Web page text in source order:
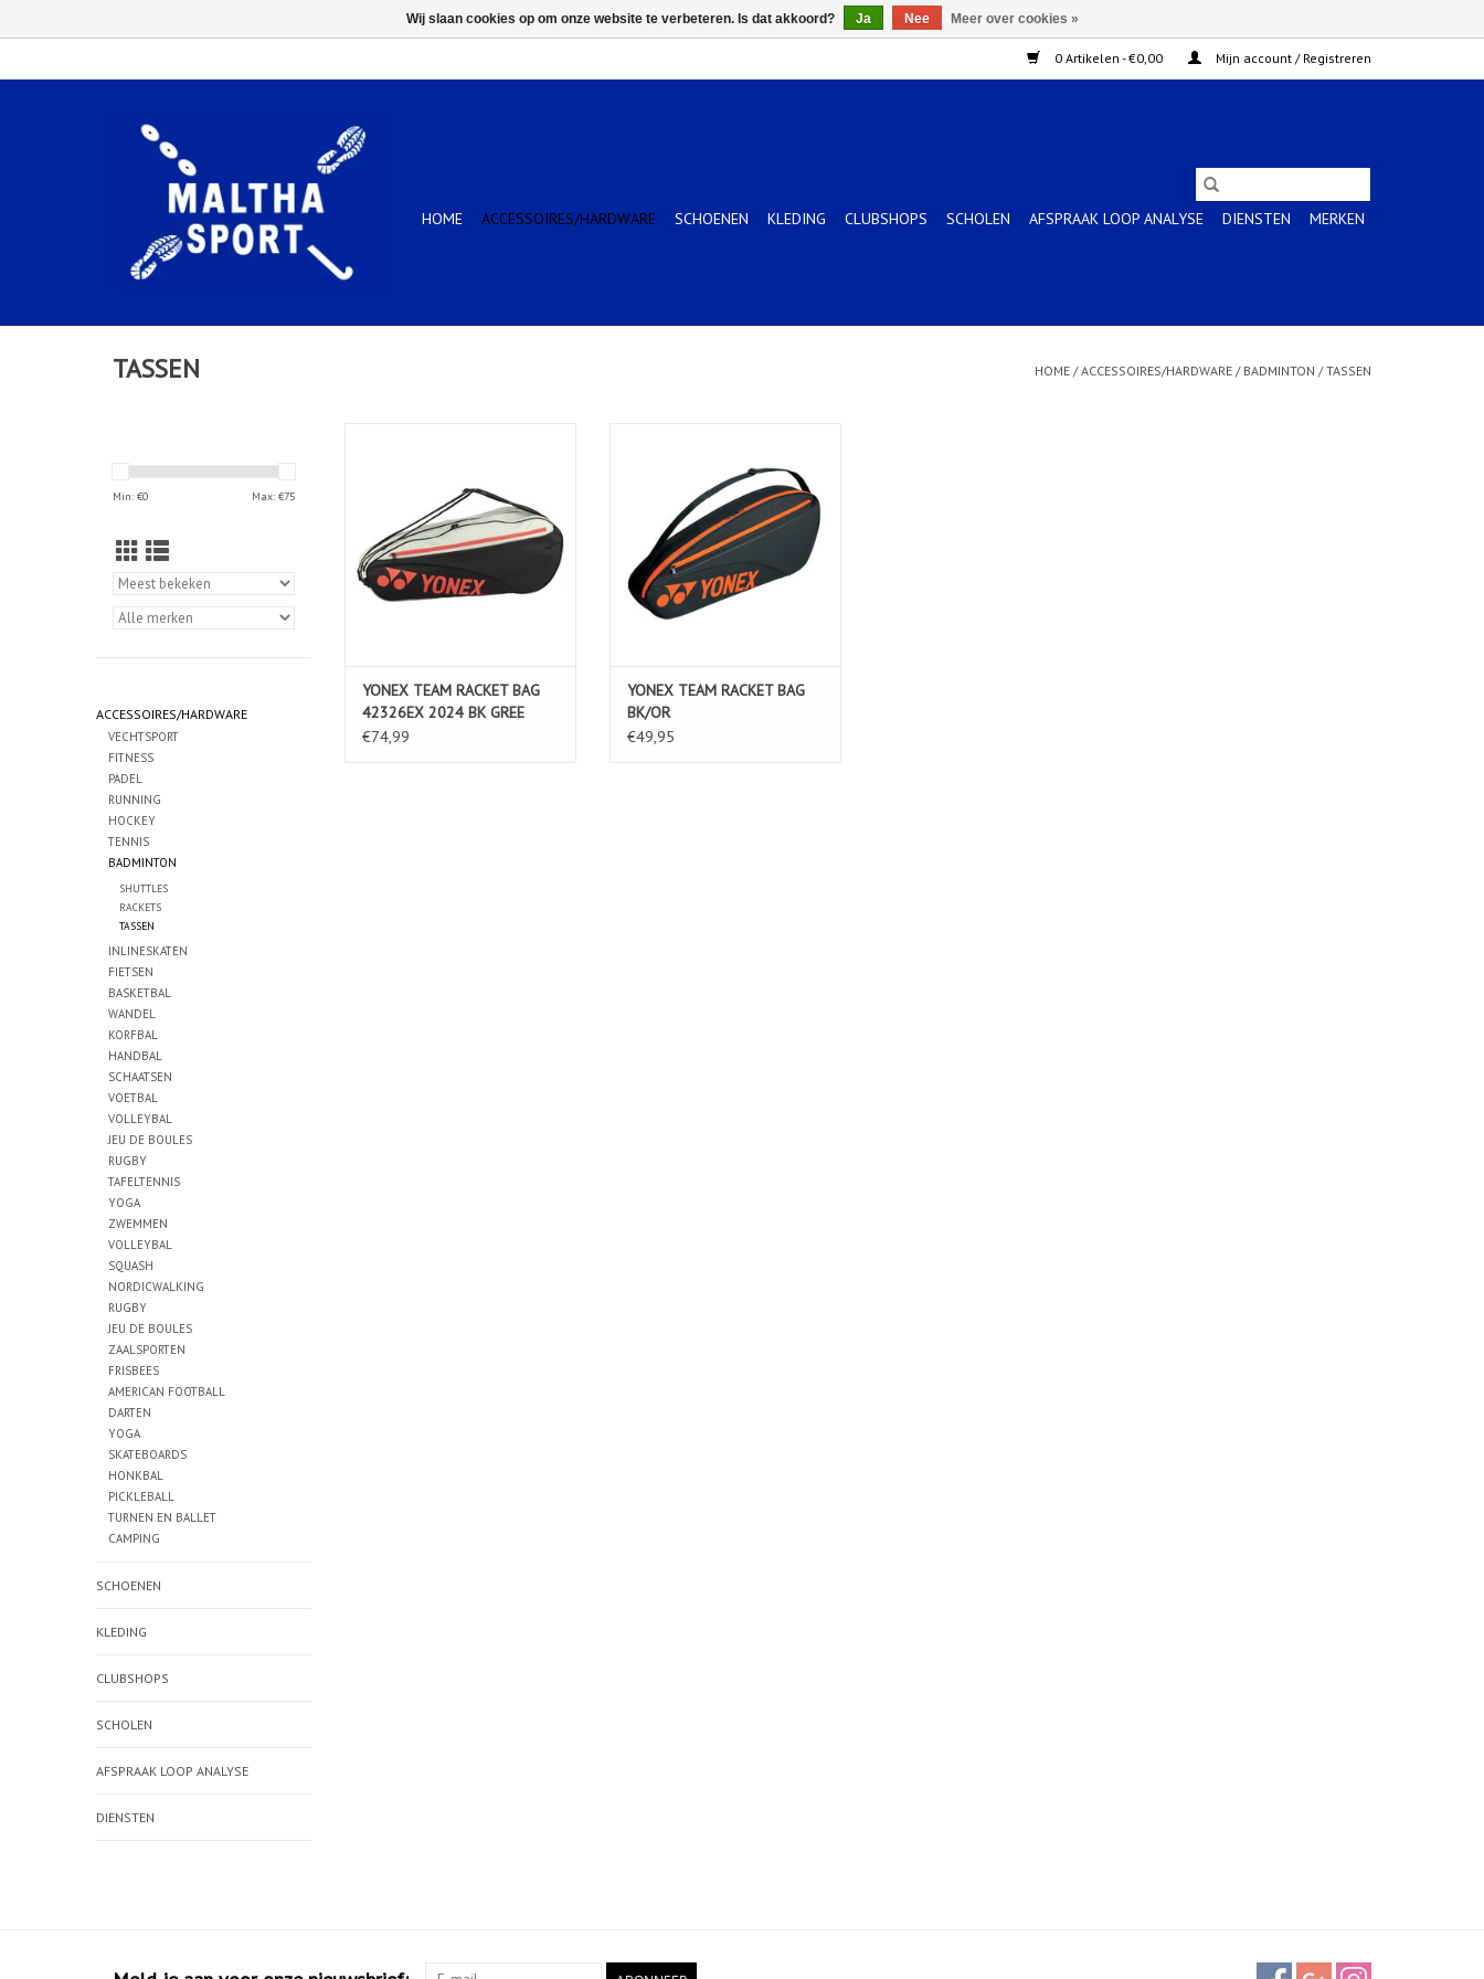
0 Artikelen - €0,00 Mijn account / Registreren
HOME ACCESSOIRES/HARDWARE SCHOENEN KLEDING CLUBSHOPS SCHOLEN AFSPRAAK LOOP ANALYSE DIENSTEN MERKEN
TASSEN HOME /ACCESSOIRES/HARDWARE / BADMINTON /TASSEN
Min: €0 Max: €75
ACCESSOIRES/HARDWARE
VECHTSPORT
FITNESS
PADEL
RUNNING
HOCKEY
TENNIS
BADMINTON
SHUTTLES
RACKETS
TASSEN
INLINESKATEN
FIETSEN
BASKETBAL
WANDEL
KORFBAL
HANDBAL
SCHAATSEN
VOETBAL
VOLLEYBAL
JEU DE BOULES
RUGBY
TAFELTENNIS
YOGA
ZWEMMEN
VOLLEYBAL
SQUASH
NORDICWALKING
RUGBY
JEU DE BOULES
ZAALSPORTEN
FRISBEES
AMERICAN FOOTBALL
DARTEN
YOGA
SKATEBOARDS
HONKBAL
PICKLEBALL
TURNEN EN BALLET
CAMPING
SCHOENEN
KLEDING
CLUBSHOPS
SCHOLEN
AFSPRAAK LOOP ANALYSE
DIENSTEN
TOEVOEGEN AAN WINKELWAGEN
YONEX TEAM RACKET BAG
42326EX 2024 BK GREE
€74,99
YONEX TEAM RACKET BAG
BK/OR
€49,95
Wij slaan cookies op om onze website te verbeteren. Is dat akkoord? Ja Nee Meer over cookies »